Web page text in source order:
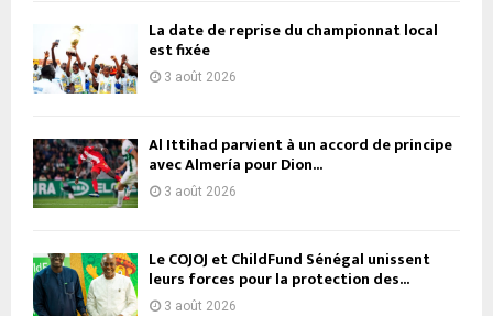
La date de reprise du championnat local
est fixée
3 août 2026
Al Ittihad parvient à un accord de principe
avec Almería pour Dion...
3 août 2026
Le COJOJ et ChildFund Sénégal unissent
leurs forces pour la protection des...
3 août 2026